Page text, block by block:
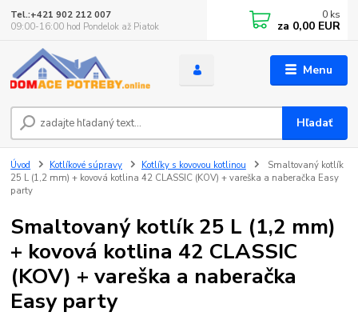
Menu
Hľadať
Tel.:+421 902 212 007
09:00-16:00 hod Pondelok až Piatok
0 ks
za 0,00 EUR
Úvod Kotlíkové súpravy Kotlíky s kovovou kotlinou
Smaltovaný kotlík
25 L (1,2 mm) + kovová kotlina 42 CLASSIC (KOV) + vareška a naberačka Easy
party
Smaltovaný kotlík 25 L (1,2 mm)
+ kovová kotlina 42 CLASSIC
(KOV) + vareška a naberačka
Easy party